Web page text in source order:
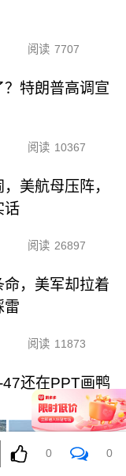
阅读 7707
特朗普高调宣
阅读 10367
美航母压阵，
话
阅读 26897
，美军却拉着
雷
阅读 11873
还在PPT画鸭
0 0